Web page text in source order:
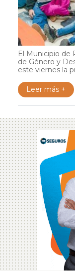
El Municipio de
de Género y
este viernes la
Leer más +